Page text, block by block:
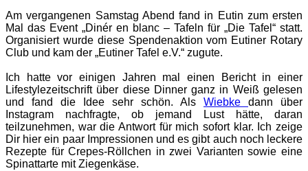
Am vergangenen Samstag Abend fand in Eutin zum ersten
Mal das Event „Dinér en blanc – Tafeln für „Die Tafel“ statt.
Organisiert wurde diese Spendenaktion vom Eutiner Rotary
Club und kam der „Eutiner Tafel e.V.“ zugute.
Ich hatte vor einigen Jahren mal einen Bericht in einer
Lifestylezeitschrift über diese Dinner ganz in Weiß gelesen
und fand die Idee sehr schön. Als Wiebke dann über
Instagram nachfragte, ob jemand Lust hätte, daran
teilzunehmen, war die Antwort für mich sofort klar. Ich zeige
Dir hier ein paar Impressionen und es gibt auch noch leckere
Rezepte für Crepes-Röllchen in zwei Varianten sowie eine
Spinattarte mit Ziegenkäse.